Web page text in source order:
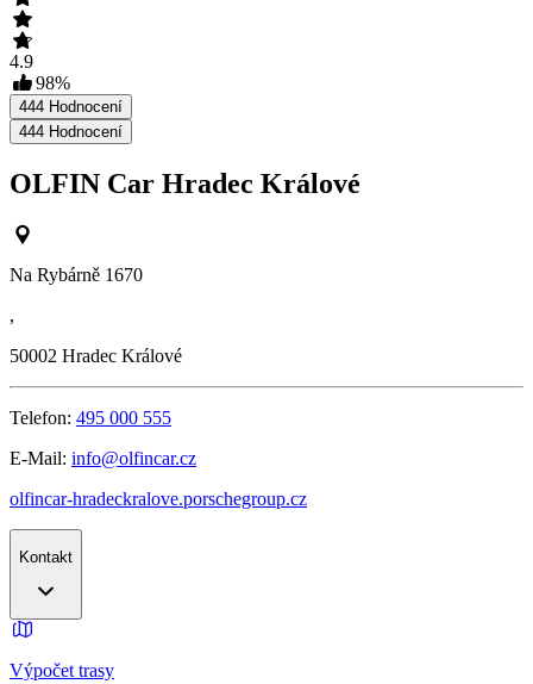
4.9
98%
444 Hodnocení
444 Hodnocení
OLFIN Car Hradec Králové
Na Rybárně 1670
,
50002 Hradec Králové
Telefon: 495 000 555
E-Mail: info@olfincar.cz
olfincar-hradeckralove.porschegroup.cz
Kontakt
Výpočet trasy